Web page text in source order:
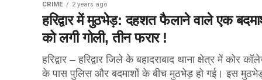
CRIME 2 years ago
हरिद्वार में मुठभेड़: दहशत फैलाने वाले एक
को लगी गोली, तीन फरार !
हरिद्वार – हरिद्वार जिले के बहादराबाद थाना क्षेत्र में कोर
के पास पुलिस और बदमाशों के बीच मुठभेड़ हो गई। इस